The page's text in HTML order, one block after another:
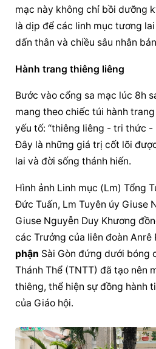
mạc này không chỉ bồi dưỡng
là dịp để các linh mục tương
dấn thân và chiều sâu nhân
Hành trang thiêng liêng
Bước vào cổng sa mạc lúc 8h
mang theo chiếc túi hành
yếu tố: “thiêng liêng - tri thức -
Đây là những giá trị cốt lõi
lai và đời sống thánh hiến.
Hình ảnh Linh mục (Lm) Tổng
Đức Tuấn, Lm Tuyên úy Giuse
Giuse Nguyễn Duy Khương
các Trưởng của liên đoàn Anrê
phận Sài Gòn đứng dưới bóng
Thánh Thể (TNTT) đã tạo nên
thiêng, thể hiện sự đồng hành
của Giáo hội.